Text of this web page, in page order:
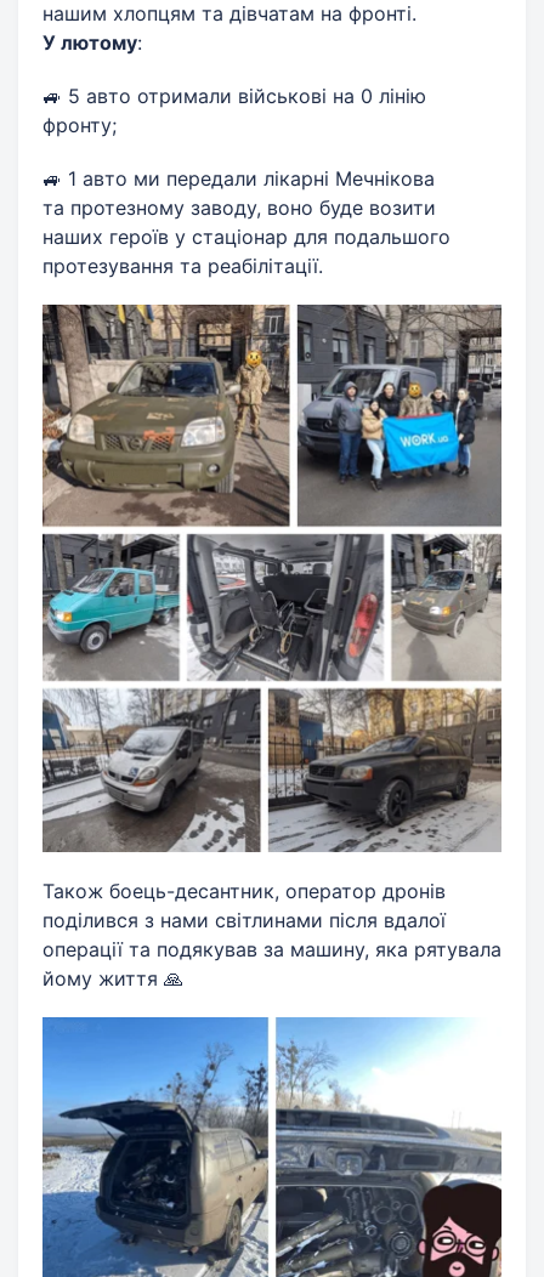
нашим хлопцям та дівчатам на фронті.
У лютому:
🚙 5 авто отримали військові на 0 лінію
фронту;
🚙 1 авто ми передали лікарні Мечнікова
та протезному заводу, воно буде возити
наших героїв у стаціонар для подальшого
протезування та реабілітації.
Також боець-десантник, оператор дронів
поділився з нами світлинами після вдалої
операції та подякував за машину, яка рятувала
йому життя 🙏